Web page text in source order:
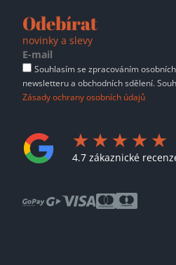
Odebírat
novinky a slevy
Souhlasím se zpracováním
newsletteru a obchodních sdělení.
Zásady ochrany osobních údajů
4.7 zákaznické